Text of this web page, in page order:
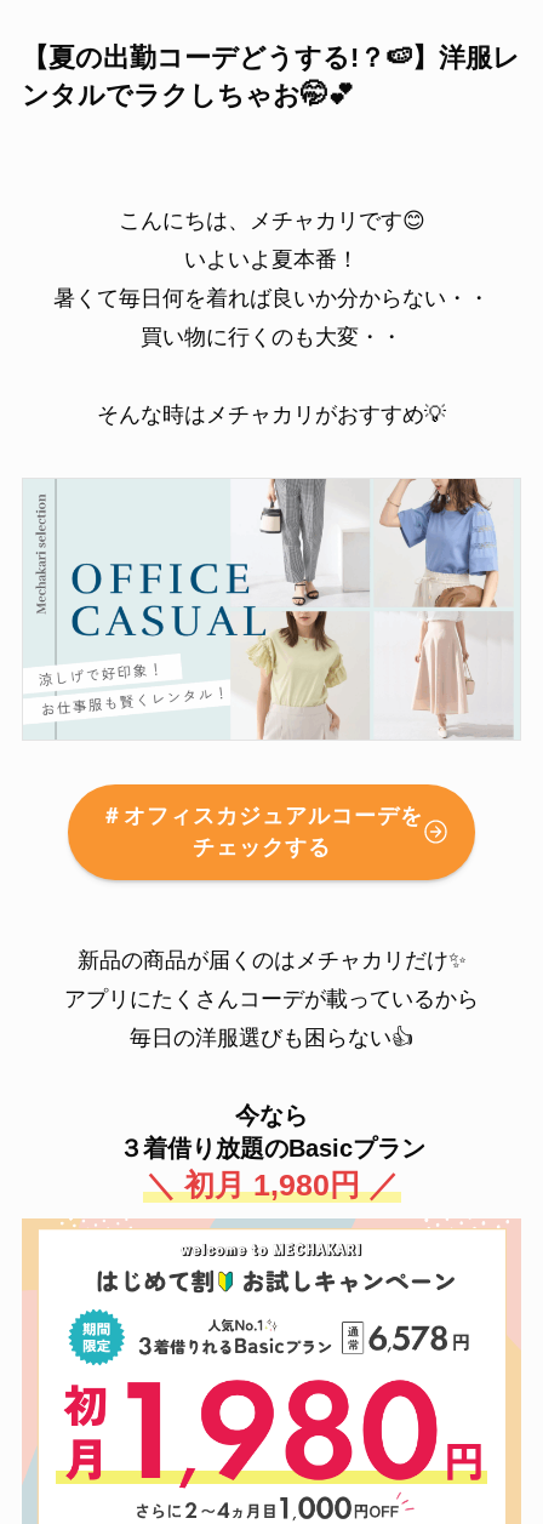
【夏の出勤コーデどうする!？🍉】洋服レ
ンタルでラクしちゃお🤭💕
こんにちは、メチャカリです😊
いよいよ夏本番！
暑くて毎日何を着れば良いか分からない・・
買い物に行くのも大変・・
そんな時はメチャカリがおすすめ💡
＃オフィスカジュアルコーデを
チェックする
新品の商品が届くのはメチャカリだけ✨
アプリにたくさんコーデが載っているから
毎日の洋服選びも困らない👍
今なら
３着借り放題のBasicプラン
＼ 初月 1,980円 ／